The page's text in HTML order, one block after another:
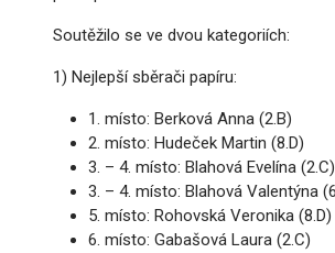
Soutěžilo se ve dvou kategoriích:
1) Nejlepší sběrači papíru:
1. místo: Berková Anna (2.B)
2. místo: Hudeček Martin (8.D)
3. – 4. místo: Blahová Evelína (2.C)
3. – 4. místo: Blahová Valentýna
5. místo: Rohovská Veronika (8.D)
6. místo: Gabašová Laura (2.C)